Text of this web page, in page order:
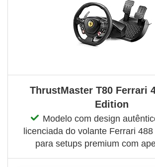
ThrustMaster T80 Ferrari
Edition
Modelo com design
licenciada do volante Ferrari 488
para setups premium com